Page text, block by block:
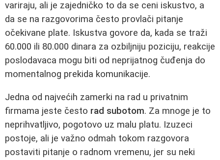
variraju, ali je zajedničko to da se ceni iskustvo, a
da se na razgovorima često provlači pitanje
očekivane plate. Iskustva govore da, kada se traži
60.000 ili 80.000 dinara za ozbiljniju poziciju, reakcije
poslodavaca mogu biti od neprijatnog čuđenja do
momentalnog prekida komunikacije.
Jedna od najvećih zamerki na rad u privatnim
firmama jeste često rad subotom. Za mnoge je to
neprihvatljivo, pogotovo uz malu platu. Izuzeci
postoje, ali je važno odmah tokom razgovora
postaviti pitanje o radnom vremenu, jer su neki